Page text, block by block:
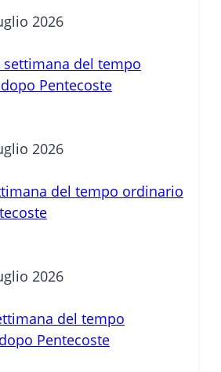
2026
settimana del tempo
Pentecoste
2026
del tempo ordinario
2026
del tempo
Pentecoste